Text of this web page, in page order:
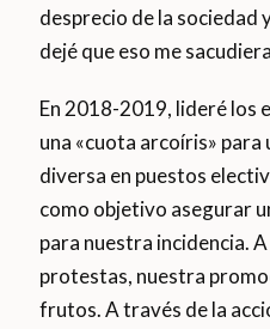
desprecio de la sociedad
dejé que eso me
En 2018-2019, lideré los
una «cuota arcoíris»
diversa en puestos
como objetivo asegurar
para nuestra incidencia.
protestas, nuestra
frutos. A través de la